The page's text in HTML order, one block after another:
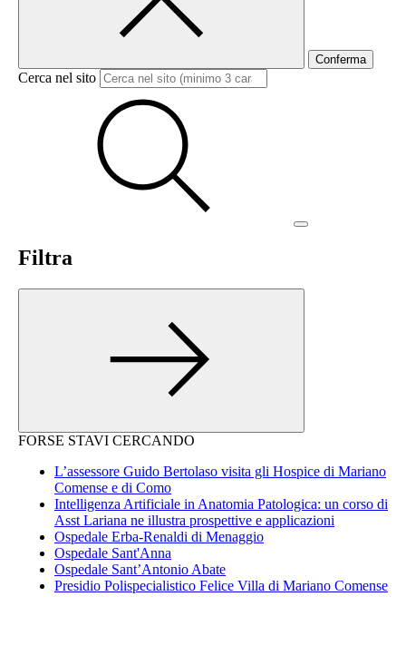
Conferma
Cerca nel sito
Filtra
FORSE STAVI CERCANDO
L’assessore Guido Bertolaso visita gli Hospice di Mariano
Comense e di Como
Intelligenza Artificiale in Anatomia Patologica: un corso di
Asst Lariana ne illustra prospettive e applicazioni
Ospedale Erba-Renaldi di Menaggio
Ospedale Sant'Anna
Ospedale Sant’Antonio Abate
Presidio Polispecialistico Felice Villa di Mariano Comense